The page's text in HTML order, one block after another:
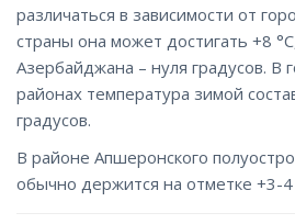
различаться в зависимости от
страны она может достигать +8
Азербайджана – нуля градусов. В
районах температура зимой
градусов.
В районе Апшеронского
обычно держится на отметке +3-4